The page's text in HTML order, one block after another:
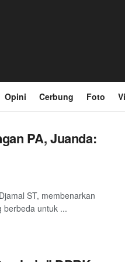
Opini Cerbung Foto
PA, Juanda:
ST, membenarkan
berbeda untuk ...